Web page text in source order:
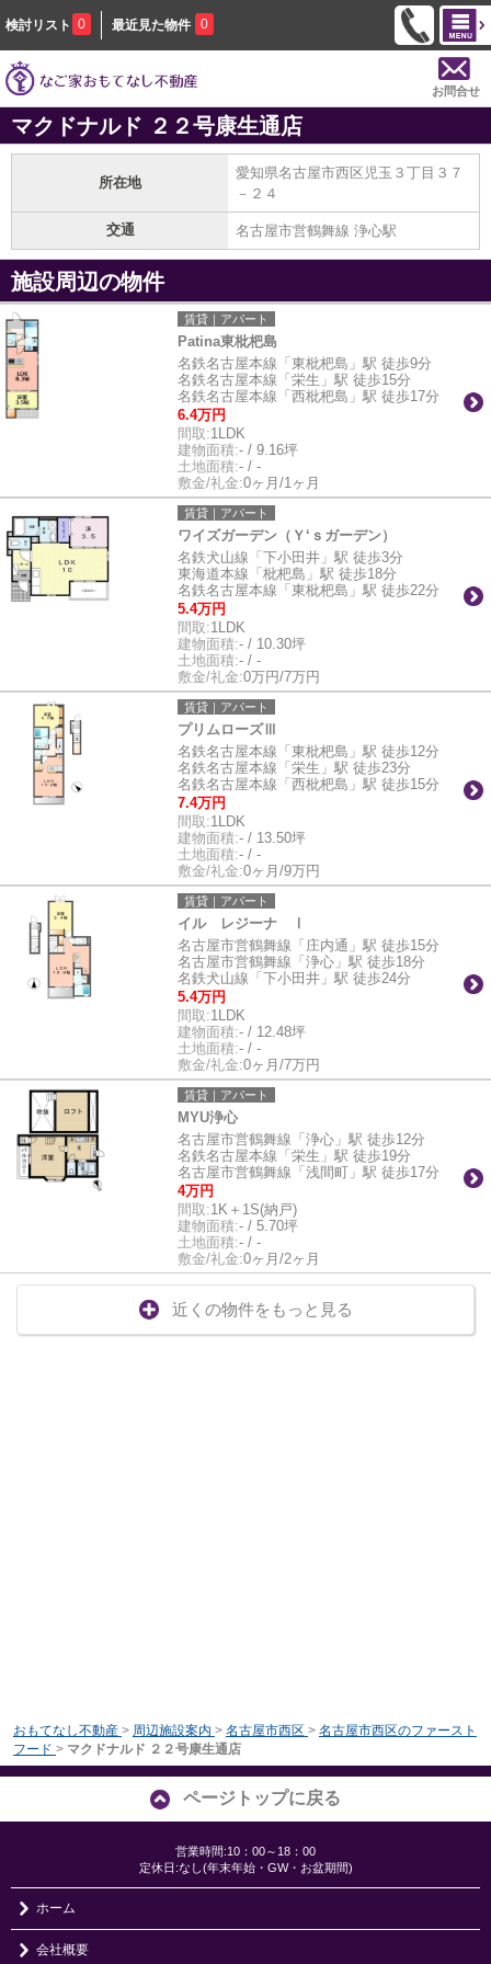
検討リスト 0 最近見た物件 0
お問合せ
マクドナルド ２２号康生通店
所在地
愛知県名古屋市西区児玉３丁目３７
－２４
交通 名古屋市営鶴舞線 浄心駅
施設周辺の物件
賃貸｜アパート
Patina東枇杷島
名鉄名古屋本線「東枇杷島」駅 徒歩9分
名鉄名古屋本線「栄生」駅 徒歩15分
名鉄名古屋本線「西枇杷島」駅 徒歩17分
6.4万円
間取:1LDK
建物面積:- / 9.16坪
土地面積:- / -
敷金/礼金:0ヶ月/1ヶ月
賃貸｜アパート
ワイズガーデン（Ｙ‘ｓガーデン）
名鉄犬山線「下小田井」駅 徒歩3分
東海道本線「枇杷島」駅 徒歩18分
名鉄名古屋本線「東枇杷島」駅 徒歩22分
5.4万円
間取:1LDK
建物面積:- / 10.30坪
土地面積:- / -
敷金/礼金:0万円/7万円
賃貸｜アパート
プリムローズⅢ
名鉄名古屋本線「東枇杷島」駅 徒歩12分
名鉄名古屋本線「栄生」駅 徒歩23分
名鉄名古屋本線「西枇杷島」駅 徒歩15分
7.4万円
間取:1LDK
建物面積:- / 13.50坪
土地面積:- / -
敷金/礼金:0ヶ月/9万円
賃貸｜アパート
イル レジーナ Ⅰ
名古屋市営鶴舞線「庄内通」駅 徒歩15分
名古屋市営鶴舞線「浄心」駅 徒歩18分
名鉄犬山線「下小田井」駅 徒歩24分
5.4万円
間取:1LDK
建物面積:- / 12.48坪
土地面積:- / -
敷金/礼金:0ヶ月/7万円
賃貸｜アパート
MYU浄心
名古屋市営鶴舞線「浄心」駅 徒歩12分
名鉄名古屋本線「栄生」駅 徒歩19分
名古屋市営鶴舞線「浅間町」駅 徒歩17分
4万円
間取:1K＋1S(納戸)
建物面積:- / 5.70坪
土地面積:- / -
敷金/礼金:0ヶ月/2ヶ月
近くの物件をもっと見る
おもてなし不動産 > 周辺施設案内 > 名古屋市西区 > 名古屋市西区のファースト
フード > マクドナルド ２２号康生通店
ページトップに戻る
営業時間:10：00～18：00
定休日:なし(年末年始・GW・お盆期間)
ホーム
会社概要